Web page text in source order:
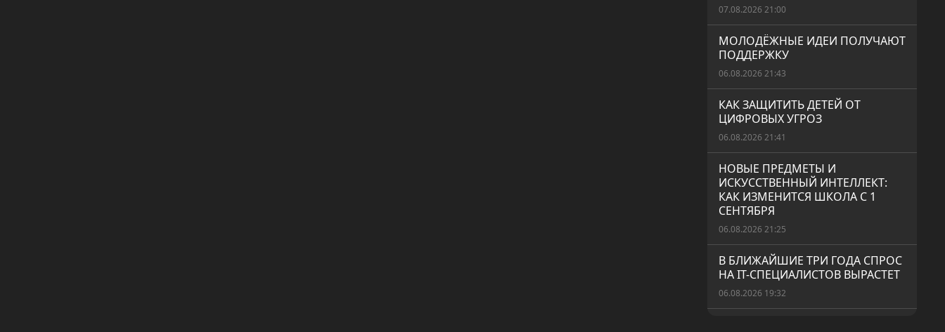
07.08.2026 21:00
МОЛОДЁЖНЫЕ ИДЕИ ПОЛУЧАЮТ
ПОДДЕРЖКУ
06.08.2026 21:43
КАК ЗАЩИТИТЬ ДЕТЕЙ ОТ
ЦИФРОВЫХ УГРОЗ
06.08.2026 21:41
НОВЫЕ ПРЕДМЕТЫ И
ИСКУССТВЕННЫЙ ИНТЕЛЛЕКТ:
КАК ИЗМЕНИТСЯ ШКОЛА С 1
СЕНТЯБРЯ
06.08.2026 21:25
В БЛИЖАЙШИЕ ТРИ ГОДА СПРОС
НА IT-СПЕЦИАЛИСТОВ ВЫРАСТЕТ
06.08.2026 19:32